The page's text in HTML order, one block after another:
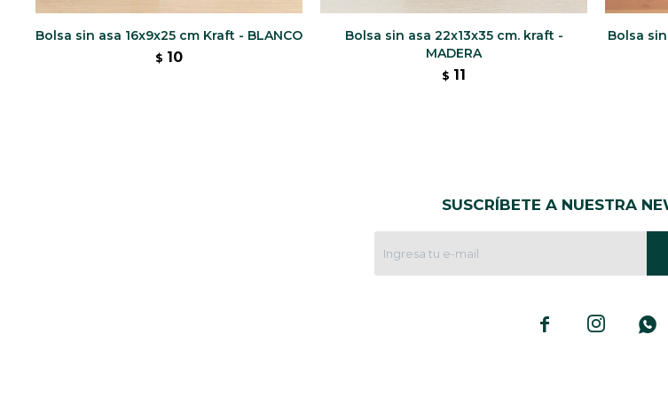
Bolsa sin asa 16x9x25 cm Kraft - BLANCO
$ 10
Bolsa sin asa 22x13x35 cm. kraft -
MADERA
$ 11
Bolsa
SUSCRÍBETE A NUESTRA
  